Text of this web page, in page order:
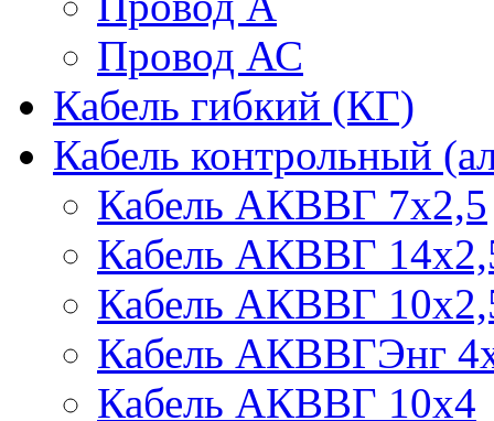
Провод АС
Кабель гибкий (КГ)
Кабель контрольный
Кабель АКВВГ 7х2,5
Кабель АКВВГ
Кабель АКВВГ
Кабель АКВВГЭнг
Кабель АКВВГ 10х4